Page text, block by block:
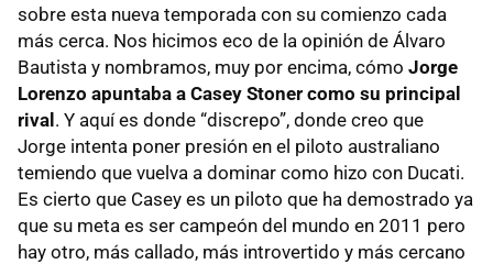
sobre esta nueva temporada con su comienzo cada
más cerca. Nos hicimos eco de la opinión de Álvaro
Bautista y nombramos, muy por encima, cómo Jorge
Lorenzo apuntaba a Casey Stoner como su principal
rival. Y aquí es donde “discrepo”, donde creo que
Jorge intenta poner presión en el piloto australiano
temiendo que vuelva a dominar como hizo con Ducati.
Es cierto que Casey es un piloto que ha demostrado ya
que su meta es ser campeón del mundo en 2011 pero
hay otro, más callado, más introvertido y más cercano